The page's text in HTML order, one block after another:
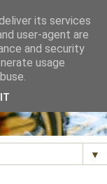
▼
its services
user-agent are
and security
usage